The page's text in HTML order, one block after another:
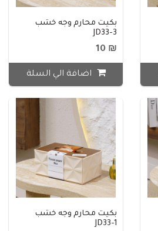
بكيت محارم وجه خشب
JD33-3
₪ 10
اضافة الي السلة
بكيت محارم وجه خشب
JD33-1